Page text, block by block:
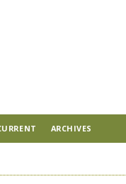
ARCHIVES